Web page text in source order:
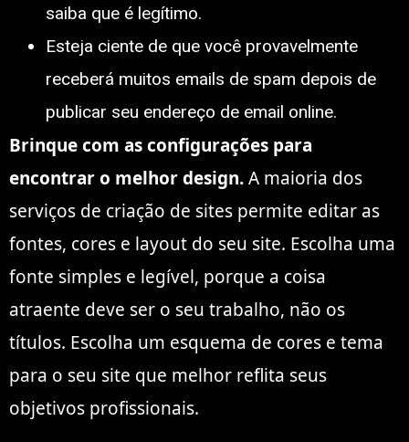
saiba que é legítimo.
Esteja ciente de que você provavelmente
receberá muitos emails de spam depois de
publicar seu endereço de email online.
Brinque com as configurações para
encontrar o melhor design.A maioria dos
serviços de criação de sites permite editar as
fontes, cores e layout do seu site. Escolha uma
fonte simples e legível, porque a coisa
atraente deve ser o seu trabalho, não os
títulos. Escolha um esquema de cores e tema
para o seu site que melhor reflita seus
objetivos profissionais.